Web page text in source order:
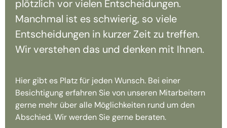
plötzlich vor vielen Entscheidungen.
Manchmal ist es schwierig, so viele
Entscheidungen in kurzer Zeit zu treffen.
Wir verstehen das und denken mit Ihnen.
Hier gibt es Platz für jeden Wunsch. Bei einer
Besichtigung erfahren Sie von unseren Mitarbeitern
gerne mehr über alle Möglichkeiten rund um den
Abschied. Wir werden Sie gerne beraten.